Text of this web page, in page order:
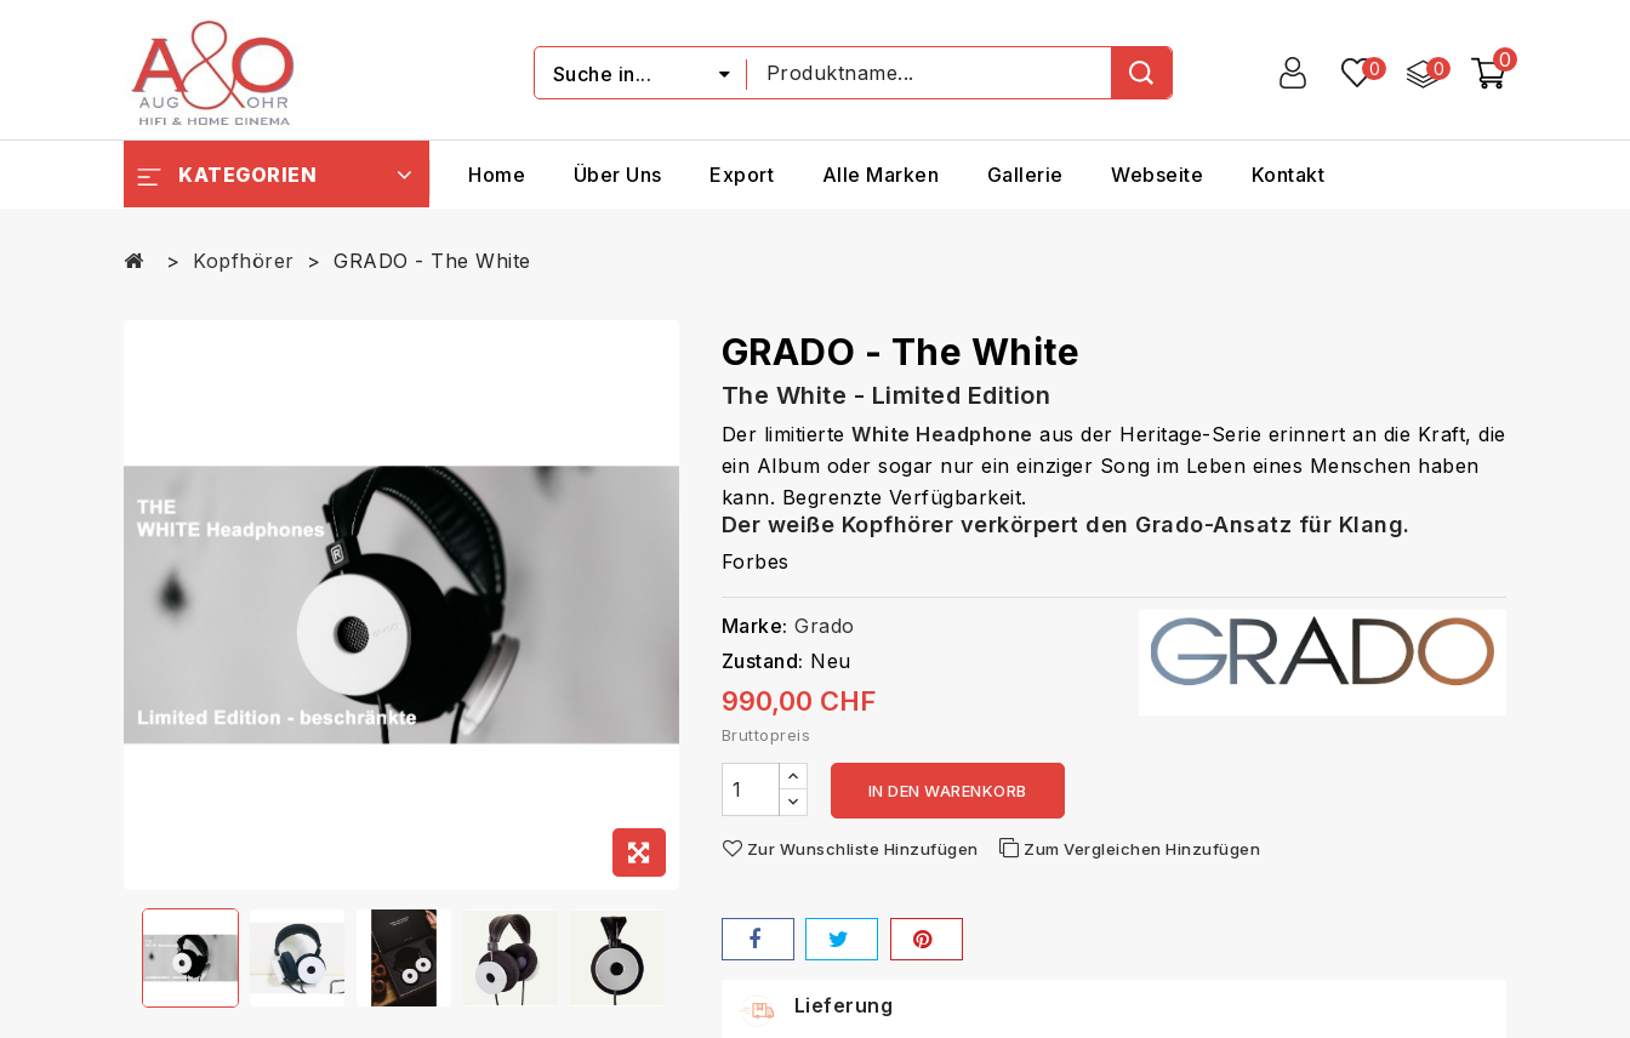
0
0
0
Suche in...
KATEGORIEN Home Über Uns Export Alle Marken Gallerie Webseite Kontakt
Kopfhörer GRADO - The White
GRADO - The White
The White - Limited Edition
Der limitierte White Headphone aus der Heritage-Serie erinnert an die Kraft, die
ein Album oder sogar nur ein einziger Song im Leben eines Menschen haben
kann. Begrenzte Verfügbarkeit.
Der weiße Kopfhörer verkörpert den Grado-Ansatz für Klang.
Forbes
Marke: Grado
Zustand: Neu
990,00 CHF
Bruttopreis
IN DEN WARENKORB
Zur Wunschliste Hinzufügen Zum Vergleichen Hinzufügen
Lieferung